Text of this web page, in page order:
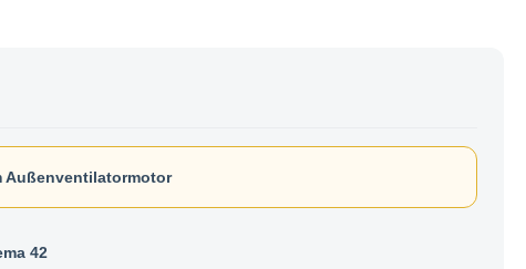
Außenventilatormotor
42